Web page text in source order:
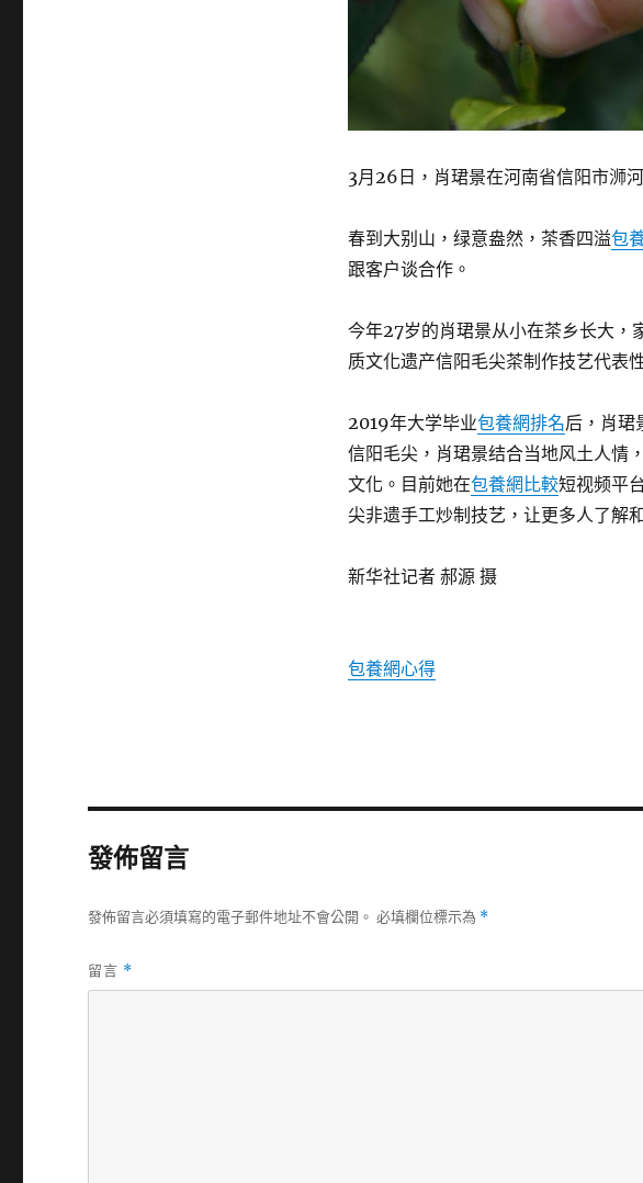
3月26日，肖珺景在河南省信阳市浉
春到大别山，绿意盎然，茶香四溢包
跟客户谈合作。
今年27岁的肖珺景从小在茶乡长大，
质文化遗产信阳毛尖茶制作技艺代表
2019年大学毕业包養網排名后，肖珺
信阳毛尖，肖珺景结合当地风土人情
文化。目前她在包養網比較短视频平
尖非遗手工炒制技艺，让更多人了解
新华社记者 郝源 摄
包養網心得
發佈留言
發佈留言必須填寫的電子郵件地址不會公開。 必填欄位標示為 *
留言 *